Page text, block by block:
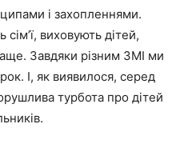
і захопленнями.
виховують дітей,
Завдяки різним ЗМІ ми
І, як виявилося, серед
турбота про дітей